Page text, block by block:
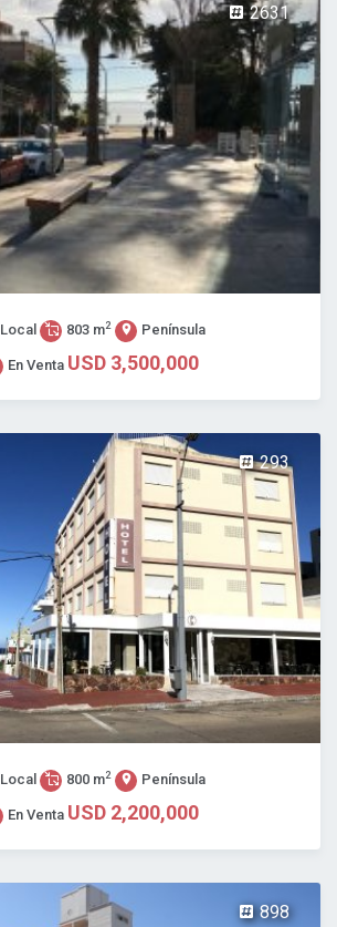
2631
Local 803 m2 Península
En Venta USD 3,500,000
293
Local 800 m2 Península
En Venta USD 2,200,000
898